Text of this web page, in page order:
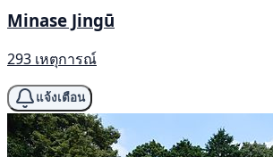
Minase Jingū
293 เหตุการณ์
แจ้งเตือน